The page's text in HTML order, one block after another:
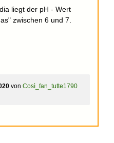
liegt der pH - Wert
zwischen 6 und 7.
von Così_fan_tutte1790